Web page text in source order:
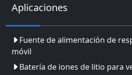
Aplicaciones
Fuente de alimentación de
móvil
Batería de iones de litio para